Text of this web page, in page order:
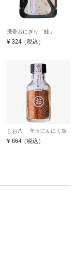
携帯おにぎり「鮭」
¥ 324（税込）
しお八 辛々にんにく塩
¥ 864（税込）